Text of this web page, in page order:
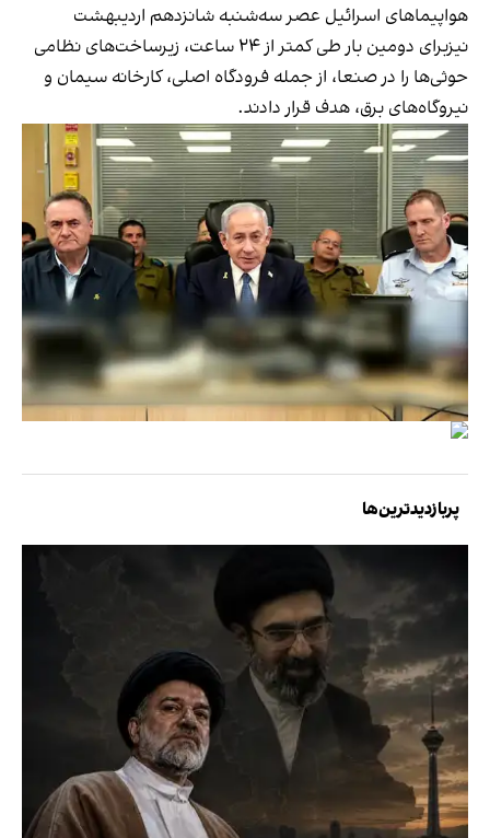
هواپیماهای اسرائیل عصر سه‌شنبه شانزدهم اردیبهشت
نیزبرای دومین بار طی کمتر از ۲۴ ساعت، زیرساخت‌های نظامی
حوثی‌ها را در صنعا، از جمله فرودگاه اصلی، کارخانه سیمان و
نیروگاه‌های برق، هدف قرار دادند.
پربازدیدترین‌ها